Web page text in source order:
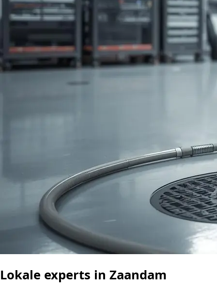
Lokale experts in Zaandam